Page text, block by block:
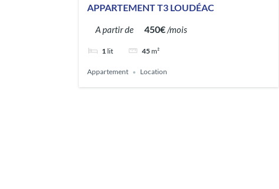
APPARTEMENT T3 LOUDÉAC
A partir de 450€/mois
1 lit 45m²
Appartement Location